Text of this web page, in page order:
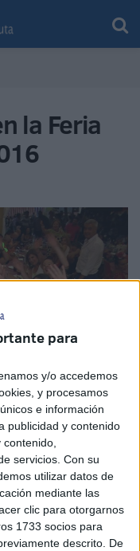
para
y/o accedemos
y procesamos
e información
publicidad y contenido
servicios. Con su
utilizar datos de
mediante las
clic para otorgarnos
1733 socios para
descrito. De
la Feria
muchos los
y familiares en
el recinto ferial.